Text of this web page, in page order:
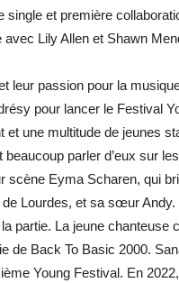
et première
avec Lily Allen et Shawn
leur passion pour la
pour lancer le Festival
une multitude de jeunes
parler d’eux sur
scène Eyma Scharen, qui
Lourdes, et sa sœur
partie. La jeune chanteuse
de Back To Basic 2000.
Young Festival. En